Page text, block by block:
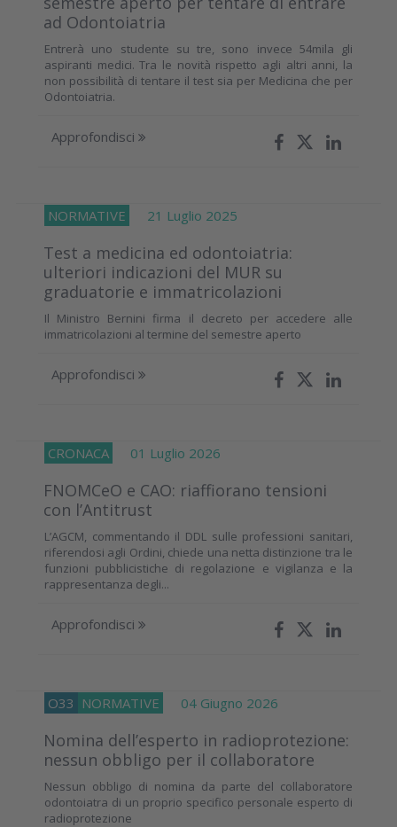
ad Odontoiatria
Entrerà uno studente su tre, sono invece 54mila gli
aspiranti medici. Tra le novità rispetto agli altri anni, la
non possibilità di tentare il test sia per Medicina che per
Odontoiatria.
Approfondisci
NORMATIVE 21 Luglio 2025
Test a medicina ed odontoiatria:
ulteriori indicazioni del MUR su
graduatorie e immatricolazioni
Il Ministro Bernini firma il decreto per accedere alle
immatricolazioni al termine del semestre aperto
Approfondisci
CRONACA 01 Luglio 2026
FNOMCeO e CAO: riaffiorano tensioni
con l’Antitrust
L’AGCM, commentando il DDL sulle professioni sanitari,
riferendosi agli Ordini, chiede una netta distinzione tra le
funzioni pubblicistiche di regolazione e vigilanza e la
rappresentanza degli...
Approfondisci
O33 NORMATIVE 04 Giugno 2026
Nomina dell’esperto in radioprotezione:
nessun obbligo per il collaboratore
Nessun obbligo di nomina da parte del collaboratore
odontoiatra di un proprio specifico personale esperto di
radioprotezione